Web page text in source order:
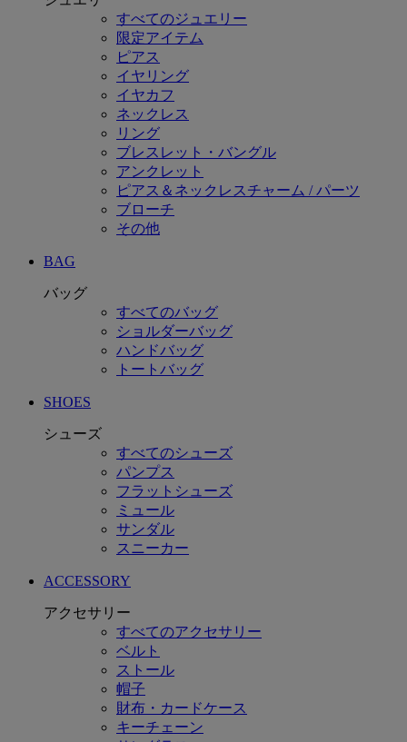
すべてのジュエリー
限定アイテム
ピアス
イヤリング
イヤカフ
ネックレス
リング
ブレスレット・バングル
アンクレット
ピアス＆ネックレスチャーム / パーツ
ブローチ
その他
BAG
バッグ
すべてのバッグ
ショルダーバッグ
ハンドバッグ
トートバッグ
SHOES
シューズ
すべてのシューズ
パンプス
フラットシューズ
ミュール
サンダル
スニーカー
ACCESSORY
アクセサリー
すべてのアクセサリー
ベルト
ストール
帽子
財布・カードケース
キーチェーン